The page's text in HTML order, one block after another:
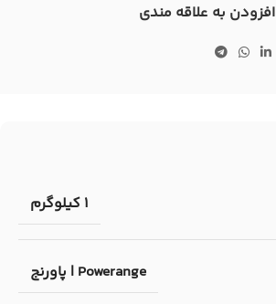
افزودن به علاقه مندی
1 کیلوگرم
Powerange | پاورنج